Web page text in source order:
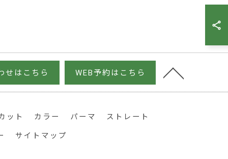
せはこちら WEB予約はこちら
ット カラー パーマ ストレート
サイトマップ